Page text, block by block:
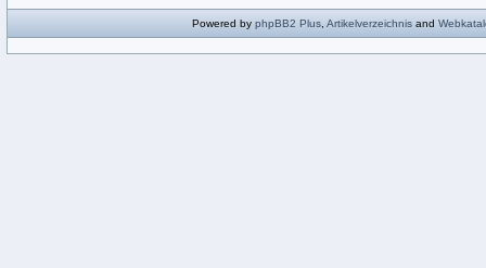
Powered by phpBB2 Plus Artikelverzeichnis and